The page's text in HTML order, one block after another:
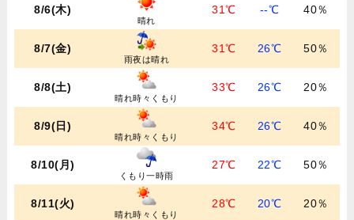
8/6(木)
晴れ
31℃ --℃ 40％
8/7(金)
雨夜は晴れ
31℃ 26℃ 50％
8/8(土)
晴れ時々くもり
33℃ 26℃ 20％
8/9(日)
晴れ時々くもり
34℃ 26℃ 40％
8/10(月)
くもり一時雨
27℃ 22℃ 50％
8/11(火)
晴れ時々くもり
28℃ 20℃ 20％